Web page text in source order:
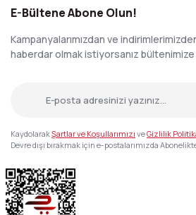
E-Bültene Abone Olun!
Kampanyalarımızdan ve
haberdar olmak istiyorsanız
KaydolarakŞartlar ve Koşullarımızı veGizlilik
Devre dışı bırakmak için e-postalarımızda